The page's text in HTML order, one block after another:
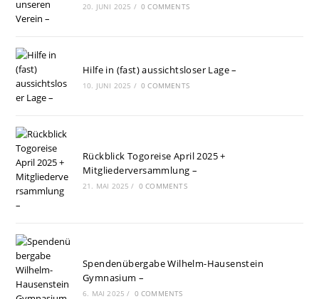
20. JUNI 2025 / 0 COMMENTS
Hilfe in (fast) aussichtsloser Lage –
10. JUNI 2025 / 0 COMMENTS
Rückblick Togoreise April 2025 +
Mitgliederversammlung –
21. MAI 2025 / 0 COMMENTS
Spendenübergabe Wilhelm-Hausenstein
Gymnasium –
6. MAI 2025 / 0 COMMENTS